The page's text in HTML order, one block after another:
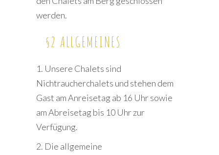
werden.
§2 ALLGEMEINES
1. Unsere Chalets sind
Nichtraucherchalets und stehen dem
Gast am Anreisetag ab 16 Uhr sowie
am Abreisetag bis 10 Uhr zur
Verfügung.
2. Die allgemeine